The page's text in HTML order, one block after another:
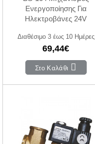
Ενεργοποίησης Για
Ηλεκτροβάνες 24V
Διαθέσιμο 3 έως 10 Ημέρες
69,44€
Στο Καλάθι